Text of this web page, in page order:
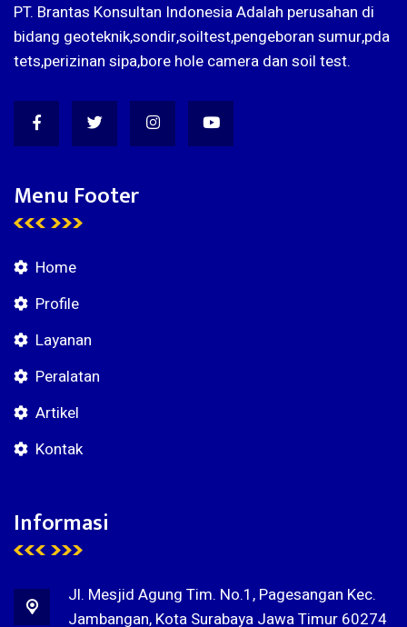
PT. Brantas Konsultan Indonesia Adalah perusahan di
bidang geoteknik,sondir,soiltest,pengeboran sumur,pda
tets,perizinan sipa,bore hole camera dan soil test.
Menu Footer
Home
Profile
Layanan
Peralatan
Artikel
Kontak
Informasi
Jl. Mesjid Agung Tim. No.1, Pagesangan Kec.
Jambangan, Kota Surabaya Jawa Timur 60274